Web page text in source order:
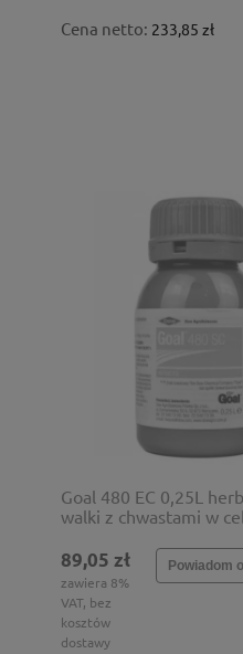
Cena netto: 233,85 zł
Goal 480 EC 0,25L
walki z chwastami w
89,05 zł
zawiera 8%
VAT, bez
kosztów
dostawy
Powiadom